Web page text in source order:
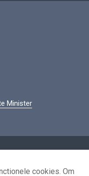
Minister
cookies. Om